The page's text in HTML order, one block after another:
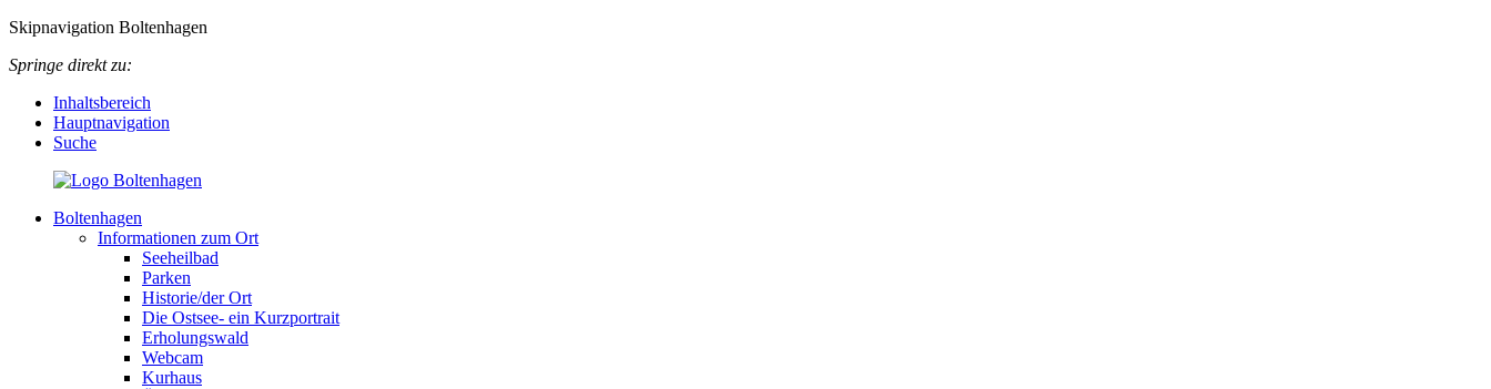
Skipnavigation Boltenhagen
Springe direkt zu:
Inhaltsbereich
Hauptnavigation
Suche
Boltenhagen
Informationen zum Ort
Seeheilbad
Parken
Historie/der Ort
Die Ostsee- ein Kurzportrait
Erholungswald
Webcam
Kurhaus